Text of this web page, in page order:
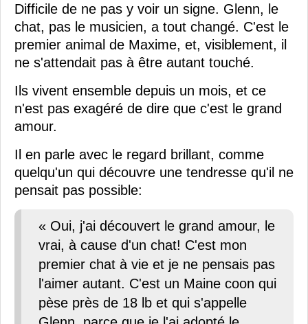
Difficile de ne pas y voir un signe. Glenn, le
chat, pas le musicien, a tout changé. C'est le
premier animal de Maxime, et, visiblement, il
ne s'attendait pas à être autant touché.
Ils vivent ensemble depuis un mois, et ce
n'est pas exagéré de dire que c'est le grand
amour.
Il en parle avec le regard brillant, comme
quelqu'un qui découvre une tendresse qu'il ne
pensait pas possible:
« Oui, j'ai découvert le grand amour, le
vrai, à cause d'un chat! C'est mon
premier chat à vie et je ne pensais pas
l'aimer autant. C'est un Maine coon qui
pèse près de 18 lb et qui s'appelle